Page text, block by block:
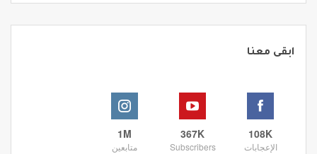
ابقى معنا
108K
الإعجابات
367K
Subscribers
1M
متابعين